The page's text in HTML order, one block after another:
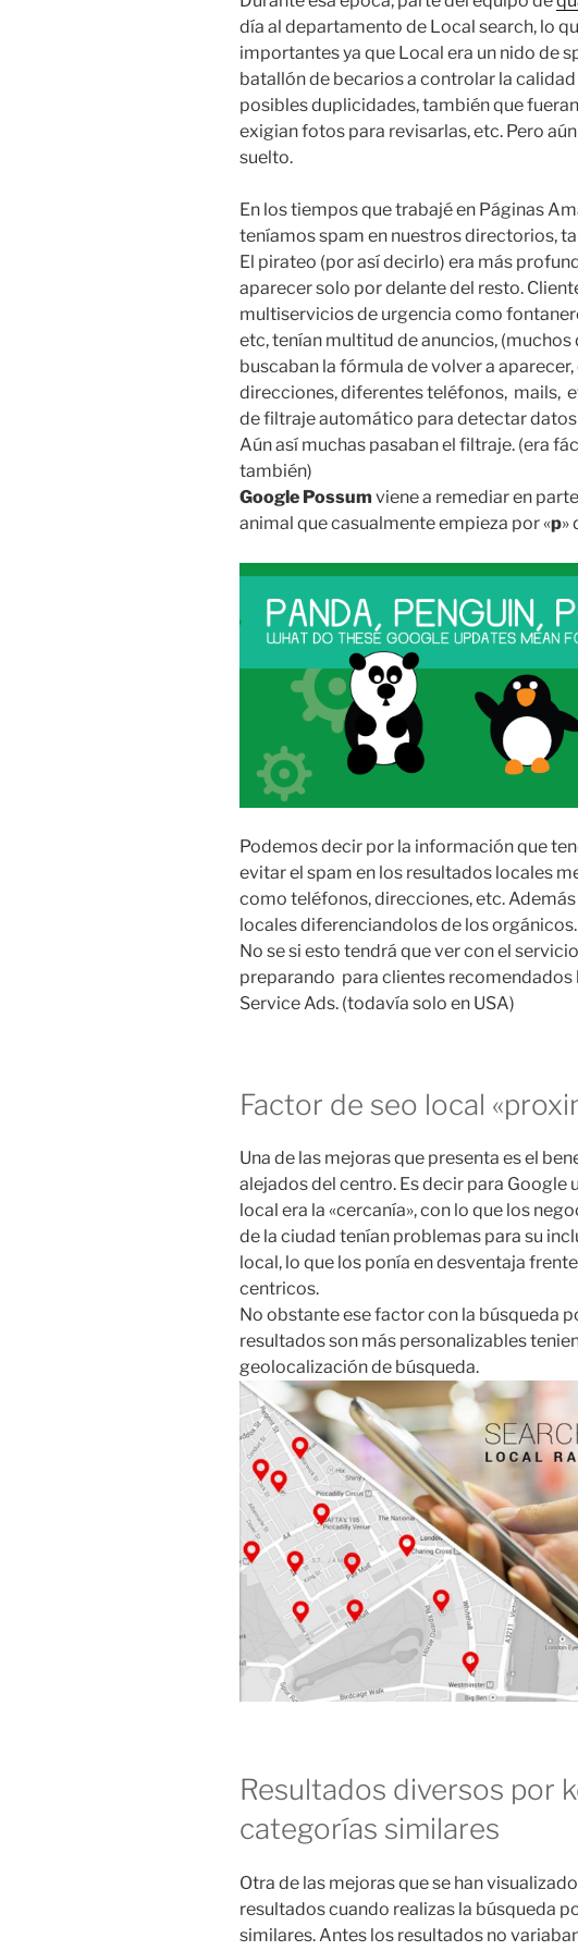
día al departamento de Local search, lo
importantes ya que Local era un nido de
batallón de becarios a controlar la
posibles duplicidades, también que
exigian fotos para revisarlas, etc. Pero
suelto.
En los tiempos que trabajé en Páginas
teníamos spam en nuestros directorios,
El pirateo (por así decirlo) era más
aparecer solo por delante del resto.
multiservicios de urgencia como
etc, tenían multitud de anuncios,
buscaban la fórmula de volver a
direcciones, diferentes teléfonos, mails,
de filtraje automático para detectar datos
Aún así muchas pasaban el filtraje. (era
también)
Google Possum viene a remediar en
animal que casualmente empieza por «p»
Podemos decir por la información que
evitar el spam en los resultados locales
como teléfonos, direcciones, etc.
locales diferenciandolos de los orgánicos.
No se si esto tendrá que ver con el
preparando para clientes recomendados
Service Ads. (todavía solo en USA)
Factor de seo local
Una de las mejoras que presenta es el
alejados del centro. Es decir para Google
local era la «cercanía», con lo que los
de la ciudad tenían problemas para su
local, lo que los ponía en desventaja
centricos.
No obstante ese factor con la búsqueda
resultados son más personalizables
geolocalización de búsqueda.
Resultados diversos por
categorías similares
Otra de las mejoras que se han
resultados cuando realizas la búsqueda
similares. Antes los resultados no